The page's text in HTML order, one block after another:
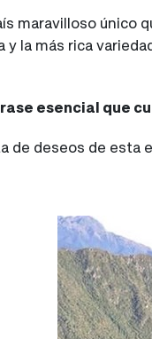
maravilloso único
y la más rica
esencial que
de deseos de esta